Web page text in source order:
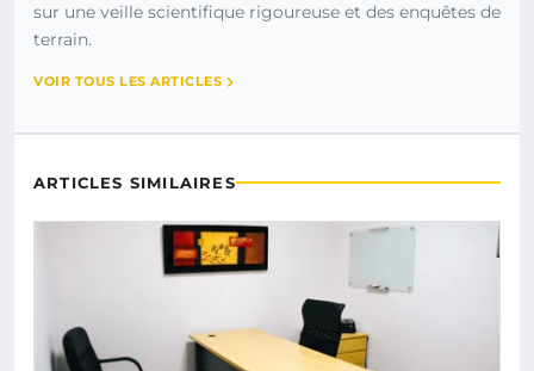
sur une veille scientifique rigoureuse et des enquêtes de
terrain.
VOIR TOUS LES ARTICLES
ARTICLES SIMILAIRES